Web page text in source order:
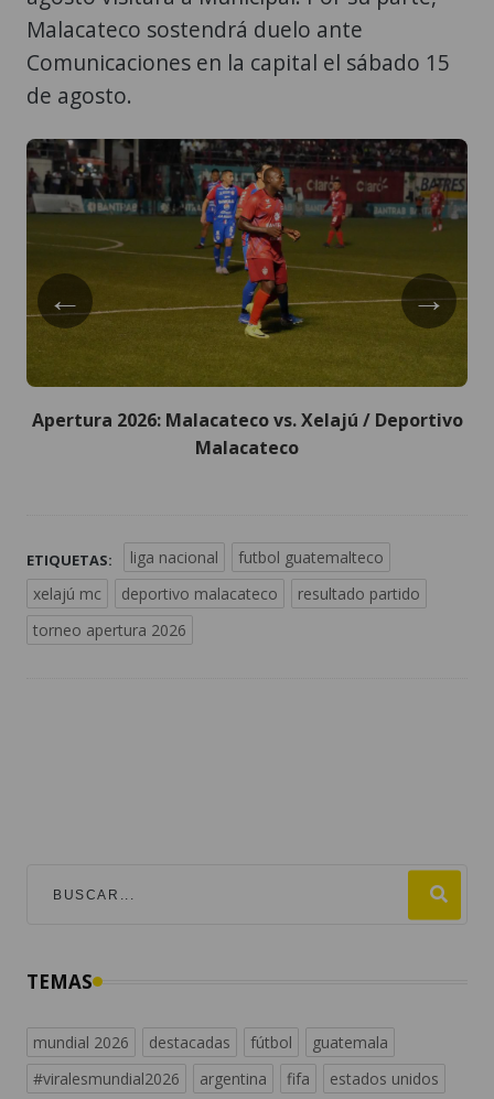
Malacateco sostendrá duelo ante
Comunicaciones en la capital el sábado 15
de agosto.
←
Apertura 2026: Malacateco vs. Xelajú / Deportivo
Malacateco
→
ETIQUETAS: liga nacional
futbol guatemalteco
xelajú mc
deportivo malacateco
resultado partido
torneo apertura 2026
mundial 2026
españa
messi noticias de guatemala